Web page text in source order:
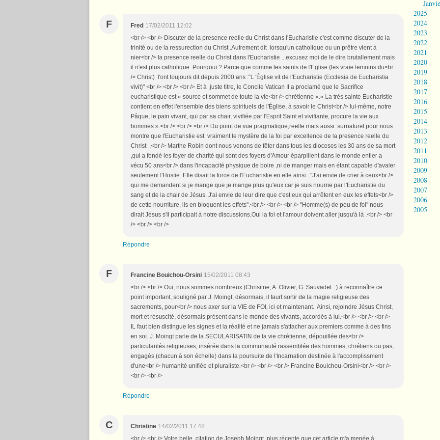
F Fred 17/02/2011 12:02
<br /> <br /> Discuter de la presence reelle du Christ dans l'Eucharistie c'est comme discuter de la
trinité ou de la ressurection du Christ .Autrement dit lorsqu'un catholique ou un prêtre vient à
nier<br /> la presence reelle du Christ dans l'Eucharistie ...excusez moi de le dire brutallement mais
il n'est plus catholique .Pourqoui ? Parce que comme les saints de l'Eglise (les vraie temoins du<br
/> Christ) l'ont toujours dit depuis 2000 ans :"L 'Église vit de l'Eucharistie (Ecclesia de Eucharistia
vivit)" <br /> <br /> <br /> Et à juste titre, le Concile Vatican II a proclamé que le Sacrifice
eucharistique est « source et sommet de toute la vie<br /> chrétienne ».« La très sainte Eucharistie
contient en effet l'ensemble des biens spirituels de l'Église, à savoir le Christ<br /> lui-même, notre
Pâque, le pain vivant, qui par sa chair, vivifiée par l'Esprit Saint et vivifiante, procure la vie aux
hommes ».<br /> <br /> <br /> Du point de vue pragmatique,reelle mais aussi surnaturel pour nous
montre que l'Eucharistie est vraiment le mystère de la foi par excellence de la presence reelle du
Christ ,<br /> Marthe Robin dont nous venons de fêter dans tous les dioceses les 30 ans de sa mort
,qui a fondé les foyer de charité qui sont des foyers d'Amour éparpillent dans le monde entier a
vécu 50 ans<br /> dans l'incapacité physique de boire ,ni de manger mais en étant capable d'avaler
seulement l'Hostie .Elle disait la force de l'Eucharistie en elle ainsi : "J'ai envie de crier à ceux<br />
qui me demandent si je mange que je mange plus qu'eux car je suis nourrie par l'Eucharistie du
sang et de la chair de Jésus. J'ai envie de leur dire que c'est eux qui arrêtent en eux les effets<br />
de cette nourriture, ils en bloquent les effets".<br /> <br /> <br /> "Homme(s) de peu de foi" nous
dirait Jésus s'il participait à notre discussions.Oui la foi et l'amour doivent aller jusqu'à là .<br /> <br
/> <br /> <br />
Répondre
F Francine Bouichou-Orsini 15/02/2011 08:43
<br /> <br /> Oui, nous sommes nombreux (Chrisitne, A. Olivier, G. Sauvadet...) à reconnaître ce
point important, souligné par J. Moingt; désormais, il faurt sortir de la magie religieuse des
sacrements, pour<br /> nous axer sur la VIE de FOI, ici et maintenant. Ainsi, rejoindre Jésus Christ,
mort et résuscité, désormais présent dans le monde des vivants, accordés à lui.<br /> <br /> <br />
IL faut bien distingue les signes et la réalité et ne jamais s'attacher aux premiers comme à des fins
en soi. J. Moingt parle de la SECULARISATIN de la vie chrétienne, dépouillée des<br />
particularités religieuses, insérée dans la communauté rassemblée des hommes, chrétiens ou pas,
engagés (chacun à son échelle) dans la poursuite de l'Incarnation destinée à l'accomplissment
d'une<br /> humanité unifiée et pluraliste.<br /> <br /> <br /> Francine Bouichou-Orsini<br /> <br />
<br /> <br />
Répondre
C Christine 14/02/2011 17:48
2025
2024
2023
2022
2021
2020
2019
2018
2017
2016
2015
2014
2013
2012
2011
2010
2009
2008
2007
2006
2005